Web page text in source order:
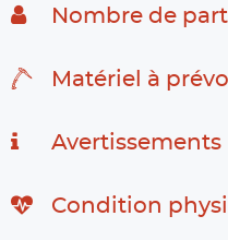
Nombre de
Matériel à
Condition